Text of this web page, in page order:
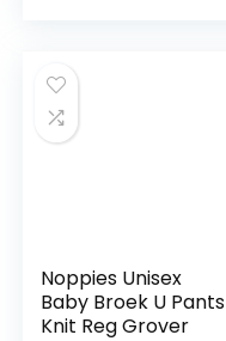
Zachte…
Noppies Unisex
Baby Broek U Pants
Knit Reg Grover